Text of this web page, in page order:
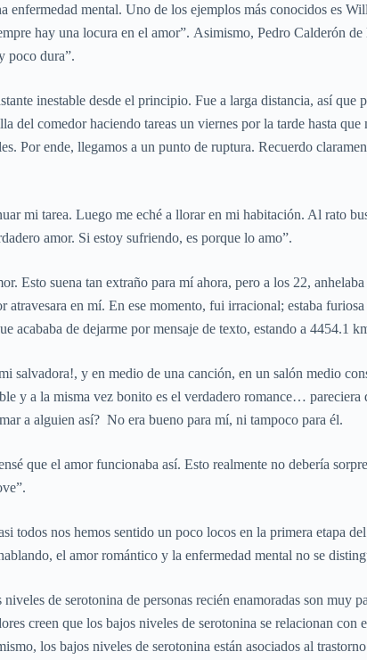
mental. Uno de los ejemplos más conocidos es
hay una locura en el amor”. Asimismo, Pedro Calderón
poco dura”.
inestable desde el principio. Fue a larga distancia, así
del comedor haciendo tareas un viernes por la tarde hasta
Por ende, llegamos a un punto de ruptura. Recuerdo
mi tarea. Luego me eché a llorar en mi habitación. Al rato
amor. Si estoy sufriendo, es porque lo amo”.
Esto suena tan extraño para mí ahora, pero a los 22,
en mí. En ese momento, fui irracional; estaba
acababa de dejarme por mensaje de texto, estando a 4454.1
salvadora!, y en medio de una canción, en un salón medio
y a la misma vez bonito es el verdadero romance…
a alguien así? No era bueno para mí, ni tampoco para él.
que el amor funcionaba así. Esto realmente no debería
todos nos hemos sentido un poco locos en la primera etapa
el amor romántico y la enfermedad mental no se
de serotonina de personas recién enamoradas son muy
creen que los bajos niveles de serotonina se relacionan con
los bajos niveles de serotonina están asociados al